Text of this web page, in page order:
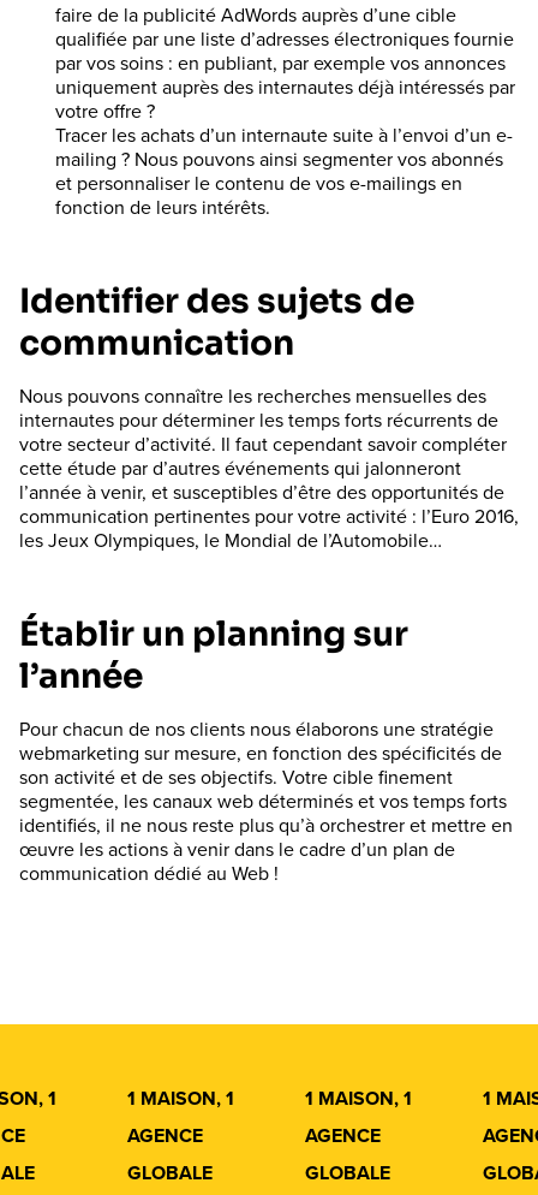
faire de la publicité AdWords auprès d’une cible
qualifiée par une liste d’adresses électroniques fournie
par vos soins : en publiant, par exemple vos annonces
uniquement auprès des internautes déjà intéressés par
votre offre ?
Tracer les achats d’un internaute suite à l’envoi d’un e-
mailing ? Nous pouvons ainsi segmenter vos abonnés
et personnaliser le contenu de vos e-mailings en
fonction de leurs intérêts.
Identifier des sujets de
communication
Nous pouvons connaître les recherches mensuelles des
internautes pour déterminer les temps forts récurrents de
votre secteur d’activité. Il faut cependant savoir compléter
cette étude par d’autres événements qui jalonneront
l’année à venir, et susceptibles d’être des opportunités de
communication pertinentes pour votre activité : l’Euro 2016,
les Jeux Olympiques, le Mondial de l’Automobile…
Établir un planning sur
l’année
Pour chacun de nos clients nous élaborons une stratégie
webmarketing sur mesure, en fonction des spécificités de
son activité et de ses objectifs. Votre cible finement
segmentée, les canaux web déterminés et vos temps forts
identifiés, il ne nous reste plus qu’à orchestrer et mettre en
œuvre les actions à venir dans le cadre d’un plan de
communication dédié au Web !
1
1 MAISON, 1
AGENCE
GLOBALE
1 MAISON, 1
AGENCE
GLOBALE
1